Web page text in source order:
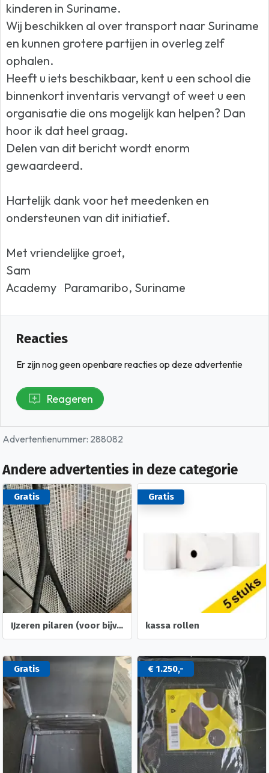
kinderen in Suriname.
Wij beschikken al over transport naar Suriname
en kunnen grotere partijen in overleg zelf
ophalen.
Heeft u iets beschikbaar, kent u een school die
binnenkort inventaris vervangt of weet u een
organisatie die ons mogelijk kan helpen? Dan
hoor ik dat heel graag.
Delen van dit bericht wordt enorm
gewaardeerd.
Hartelijk dank voor het meedenken en
ondersteunen van dit initiatief.
Met vriendelijke groet,
Sam
Academy Paramaribo, Suriname
Reacties
Er zijn nog geen openbare reacties op deze advertentie
Reageren
Advertentienummer: 288082
Andere advertenties in deze categorie
Gratis
IJzeren pilaren (voor bijv. een event)
Gratis
kassa rollen
Gratis € 1.250,-